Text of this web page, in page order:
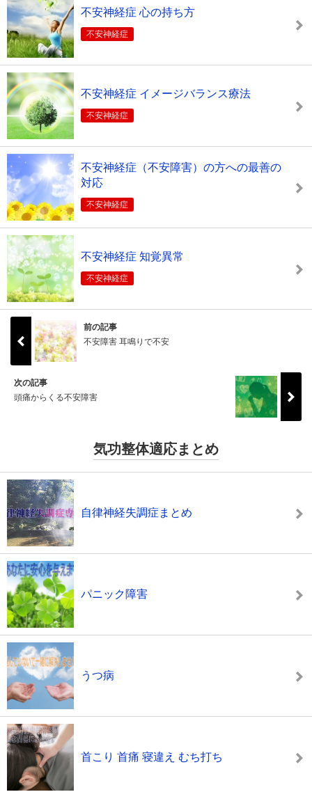
不安神経症 心の持ち方
不安神経症
不安神経症 イメージバランス療法
不安神経症
不安神経症（不安障害）の方への最善の
対応
不安神経症
不安神経症 知覚異常
不安神経症
前の記事
不安障害 耳鳴りで不安
次の記事
頭痛からくる不安障害
気功整体適応まとめ
自律神経失調症まとめ
パニック障害
うつ病
首こり 首痛 寝違え むち打ち